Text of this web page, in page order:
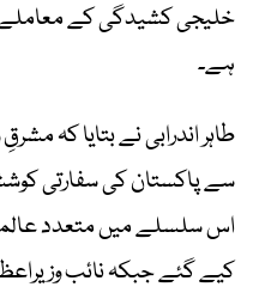
خلیجی کشیدگی کے معاملے
ہے۔
طاہر اندرابی نے بتایا کہ
سے پاکستان کی سفارتی
اس سلسلے میں متعدد
کیے گئے جبکہ نائب